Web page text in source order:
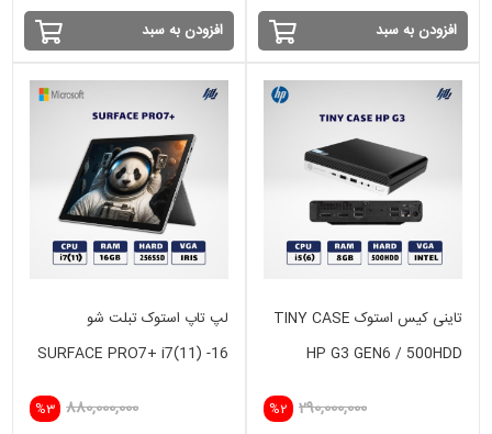
افزودن به سبد افزودن به سبد
تاینی کیس استوک TINY CASE
HP G3 GEN6 / 500HDD
%2 290,000,000
لپ تاپ استوک تبلت شو
SURFACE PRO7+ i7(11) -16
%3 880,000,000